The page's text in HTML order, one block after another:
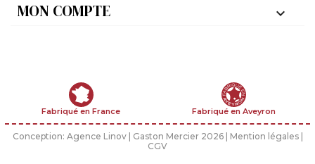
MON COMPTE 
Conception: Agence Linov| Gaston Mercier 2026 | Mention légales|
CGV
Fabriqué en France Fabriqué en Aveyron